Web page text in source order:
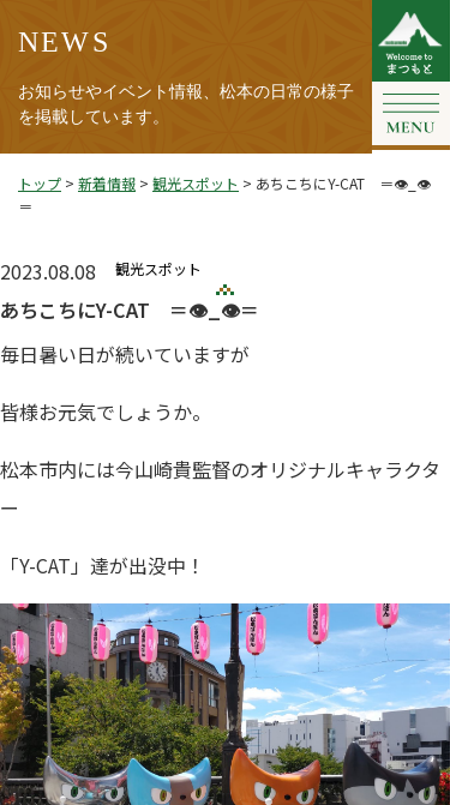
NEWS
お知らせやイベント情報、松本の日常の様子
を掲載しています。
トップ > 新着情報 > 観光スポット > あちこちにY-CAT ＝👁_👁
＝
2023.08.08 観光スポット
あちこちにY-CAT ＝👁_👁＝
毎日暑い日が続いていますが
皆様お元気でしょうか。
松本市内には今山崎貴監督のオリジナルキャラクタ
ー
「Y-CAT」達が出没中！